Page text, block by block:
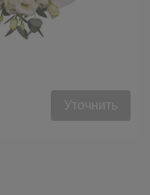
Уточнить